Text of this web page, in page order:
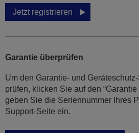
Jetzt registrieren
Garantie überprüfen
Um den Garantie- und
prüfen, klicken Sie auf den “Garantie
geben Sie die Seriennummer Ihres
Support-Seite ein.